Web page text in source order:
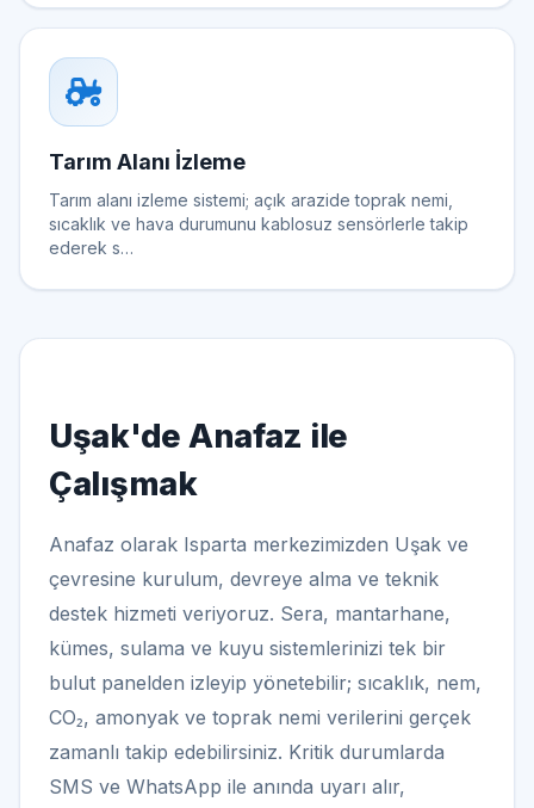
Tarım Alanı İzleme
Tarım alanı izleme sistemi; açık arazide toprak nemi,
sıcaklık ve hava durumunu kablosuz sensörlerle takip
ederek s…
Uşak'de Anafaz ile
Çalışmak
Anafaz olarak Isparta merkezimizden Uşak ve
çevresine kurulum, devreye alma ve teknik
destek hizmeti veriyoruz. Sera, mantarhane,
kümes, sulama ve kuyu sistemlerinizi tek bir
bulut panelden izleyip yönetebilir; sıcaklık, nem,
CO₂, amonyak ve toprak nemi verilerini gerçek
zamanlı takip edebilirsiniz. Kritik durumlarda
SMS ve WhatsApp ile anında uyarı alır,